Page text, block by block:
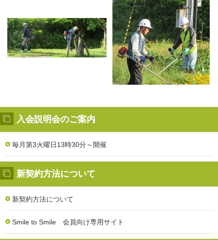
入会説明会のご案内
毎月第3火曜日13時30分～開催
新契約方法について
新契約方法について
Smile to Smile 会員向け専用サイト